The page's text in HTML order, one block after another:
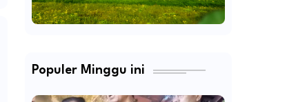
Populer Minggu ini